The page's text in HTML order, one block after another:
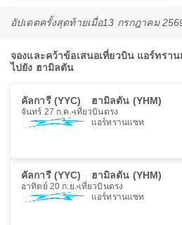
อัปเดตครั้งสุดท้ายเมื่อ13 กรกฎาคม
จองและคว้าข้อเสนอเที่ยวบิน แอร์ทรา
ไปยัง ฮามิลตัน
คัลการี (YYC) ฮามิลตัน (YHM)
จันทร์ 27 ก.ค. เที่ยวบินตรง
แอร์ทรานแซท
คัลการี (YYC) ฮามิลตัน (YHM)
อาทิตย์ 20 ก.ย. เที่ยวบินตรง
แอร์ทรานแซท